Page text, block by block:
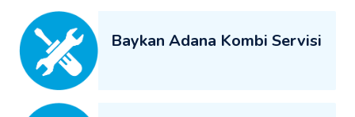
Baykan Adana Kombi Servisi